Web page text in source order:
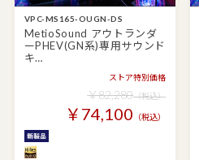
VPC-MS165-OUGN-DS
MetioSound アウトランダ
ーPHEV(GN系)専用サウンド
キ…
ストア特別価格
￥82,280（税込）
￥74,100 （税込）